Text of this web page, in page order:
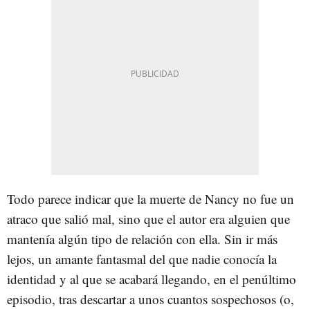
Todo parece indicar que la muerte de Nancy no fue un
atraco que salió mal, sino que el autor era alguien que
mantenía algún tipo de relación con ella. Sin ir más
lejos, un amante fantasmal del que nadie conocía la
identidad y al que se acabará llegando, en el penúltimo
episodio, tras descartar a unos cuantos sospechosos (o,